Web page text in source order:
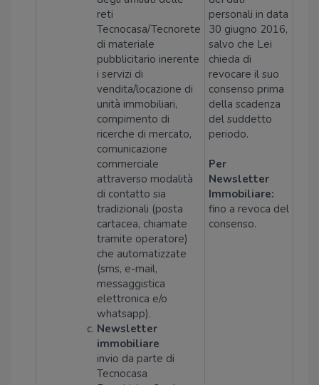
reti
Tecnocasa/Tecnorete
di materiale
pubblicitario inerente
i servizi di
vendita/locazione di
unità immobiliari,
compimento di
ricerche di mercato,
comunicazione
commerciale
attraverso modalità
di contatto sia
tradizionali (posta
cartacea, chiamate
tramite operatore)
che automatizzate
(sms, e-mail,
messaggistica
elettronica e/o
whatsapp).
Newsletter
immobiliare
invio da parte di
Tecnocasa
personali in data
30 giugno 2016,
salvo che Lei
chieda di
revocare il suo
consenso prima
della scadenza
del suddetto
periodo.
Per
Newsletter
Immobiliare:
fino a revoca del
consenso.